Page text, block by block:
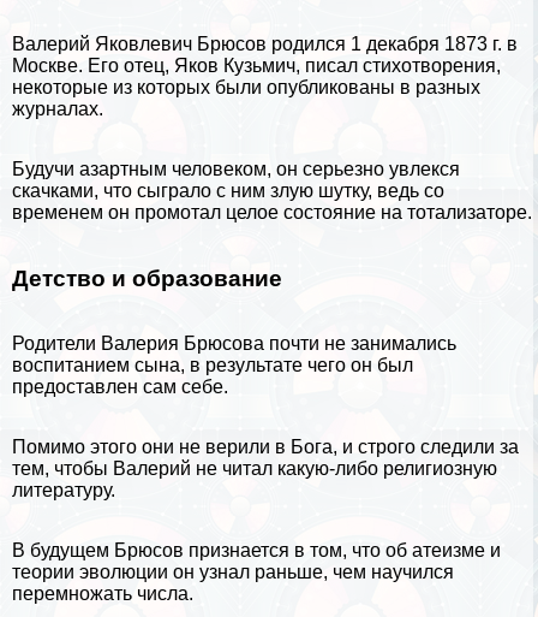
Валерий Яковлевич Брюсов родился 1 декабря 1873 г. в
Москве. Его отец, Яков Кузьмич, писал стихотворения,
некоторые из которых были опубликованы в разных
журналах.
Будучи азapтным человеком, он серьезно увлекся
скачками, что сыграло с ним злую шутку, ведь со
временем он промотал целое состояние на тотализаторе.
Детство и образование
Родители Валерия Брюсова почти не занимались
воспитанием сына, в результате чего он был
предоставлен сам себе.
Помимо этого они не верили в Бога, и строго следили за
тем, чтобы Валерий не читал какую-либо религиозную
литературу.
В будущем Брюсов признается в том, что об атеизме и
теории эволюции он узнал раньше, чем научился
перемножать числа.